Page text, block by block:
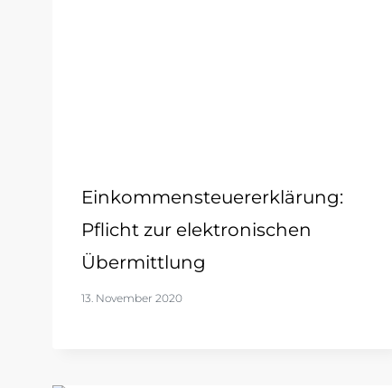
Einkommensteuererklärung:
Pflicht zur elektronischen
Übermittlung
13. November 2020